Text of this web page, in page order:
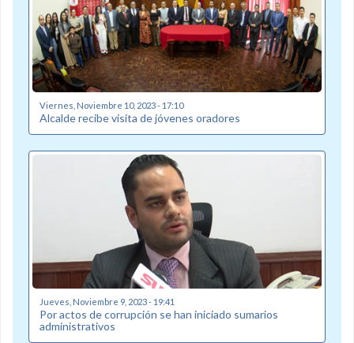
Viernes, Noviembre 10, 2023 - 17:10
Alcalde recibe visita de jóvenes oradores
Jueves, Noviembre 9, 2023 - 19:41
Por actos de corrupción se han iniciado sumarios
administrativos